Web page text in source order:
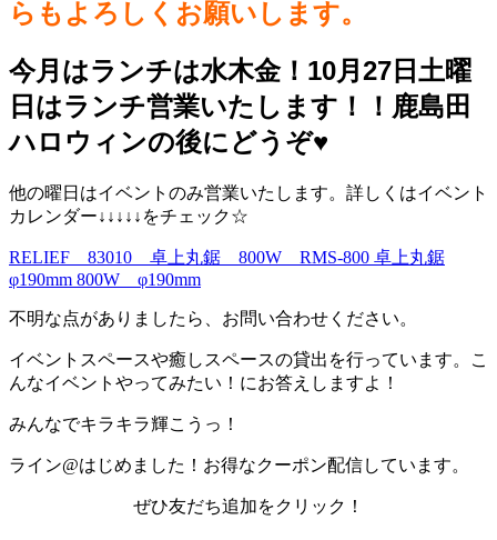
らもよろしくお願いします。
今月はランチは水木金！10月27日土曜
日はランチ営業いたします！！鹿島田
ハロウィンの後にどうぞ♥️
他の曜日はイベントのみ営業いたします。詳しくはイベント
カレンダー↓↓↓↓↓をチェック☆
RELIEF 83010 卓上丸鋸 800W RMS-800 卓上丸鋸
φ190mm 800W φ190mm
不明な点がありましたら、お問い合わせください。
イベントスペースや癒しスペースの貸出を行っています。こ
んなイベントやってみたい！にお答えしますよ！
みんなでキラキラ輝こうっ！
ライン@はじめました！お得なクーポン配信しています。
ぜひ友だち追加をクリック！